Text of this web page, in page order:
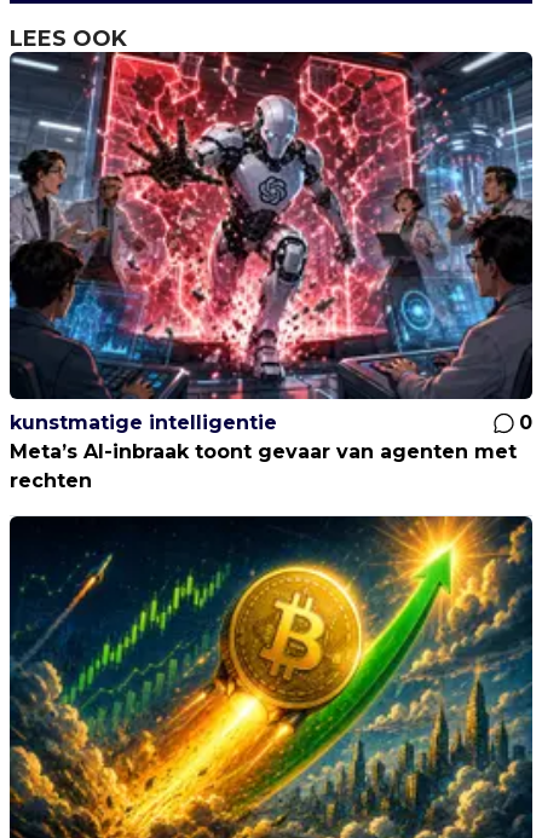
LEES OOK
kunstmatige intelligentie
0
Meta’s AI-inbraak toont gevaar van agenten met
rechten